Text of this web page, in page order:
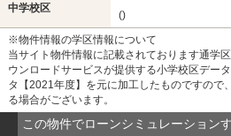
中学校区
()
※物件情報の学区情報について
当サイト物件情報に記載されております通学
ウンロードサービスが提供する小学校区デー
タ【2021年度】を元に加工したものですので
る場合がございます。
この物件でローンシミュレーション